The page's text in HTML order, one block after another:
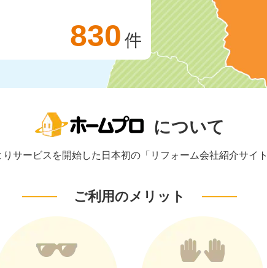
830 件
について
りサービスを開始した日本初の「リフォーム会社紹介サイ
ご利用のメリット